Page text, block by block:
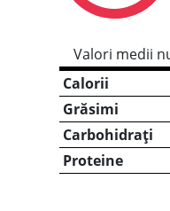
Valori medii
Calorii
Grăsimi
Carbohidrați
Proteine